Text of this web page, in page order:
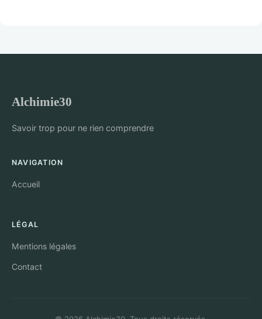
Alchimie30
Savoir trop pour ne rien comprendre
NAVIGATION
Accueil
LÉGAL
Mentions légales
Contact